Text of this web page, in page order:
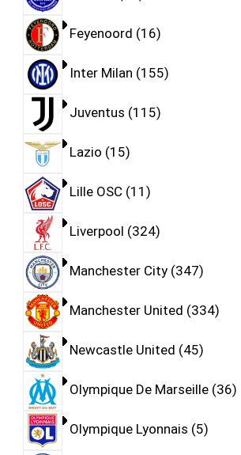
Feyenoord 16
Inter Milan 155
Juventus 115
Lazio 15
Lille OSC 11
Liverpool 324
Manchester City 347
Manchester United 334
Newcastle United 45
Olympique De Marseille 36
Olympique Lyonnais 5